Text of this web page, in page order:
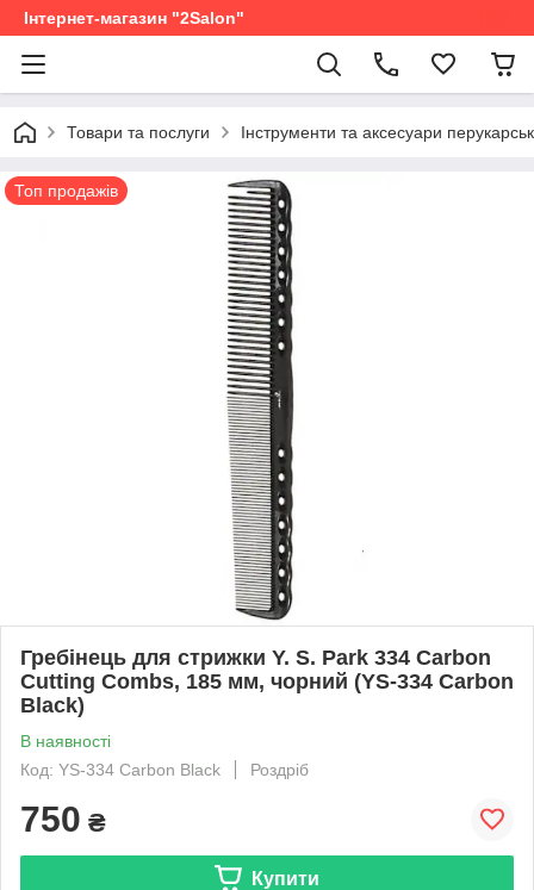
Інтернет-магазин "2Salon"
Товари та послуги Інструменти та аксесуари
Топ продажів
Гребінець для стрижки Y. S. Park 334 Carbon
Cutting Combs, 185 мм, чорний (YS-334 Carbon
Black)
В наявності
Код: YS-334 Carbon Black
Роздріб
750 ₴
Купити